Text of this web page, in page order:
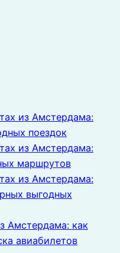
из Амстердама:
поездок
из Амстердама:
маршрутов
из Амстердама:
выгодных
Амстердама: как
авиабилетов